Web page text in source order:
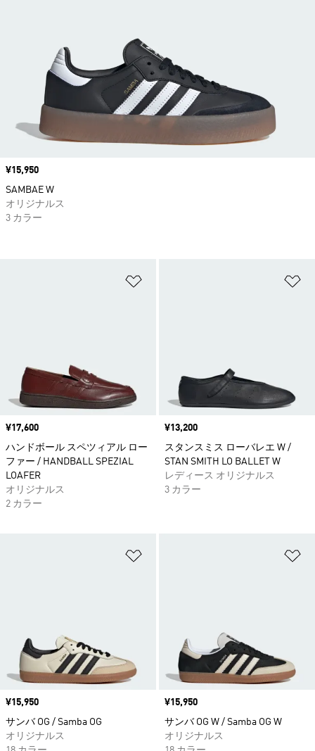
価格
¥17,600
ハンドボール スペツィアル ロー
ファー / HANDBALL SPEZIAL
LOAFER
オリジナルス
2 カラー
価格
¥13,200
スタンスミス ローバレエ W /
STAN SMITH LO BALLET W
レディース オリジナルス
3 カラー
価格
¥15,950
サンバ OG / Samba OG
オリジナルス
価格
¥15,950
サンバ OG W / Samba OG W
オリジナルス
価格
¥15,950
SAMBAE W
オリジナルス
3 カラー